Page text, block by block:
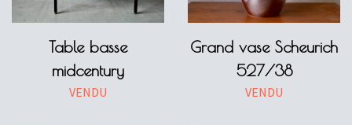
Table basse
midcentury
VENDU
Grand vase Scheurich
527/38
VENDU